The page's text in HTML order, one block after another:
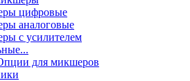
цифровые
аналоговые
с усилителем
для микшеров